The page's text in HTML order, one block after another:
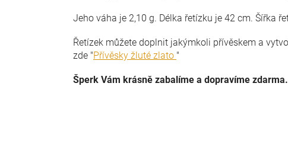
Jeho váha je 2,10 g. Délka řetízku je 42 cm. Šířka
Řetízek můžete doplnit jakýmkoli přívěskem a
zde "Přívěsky žluté zlato "
Šperk Vám krásně zabalíme a dopravíme zdarma.